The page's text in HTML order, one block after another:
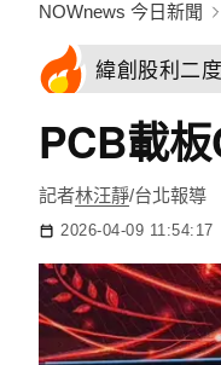
NOWnews 今日新聞
緯創股利二
PCB載
記者林汪靜/台北報導
2026-04-09 11:54:17